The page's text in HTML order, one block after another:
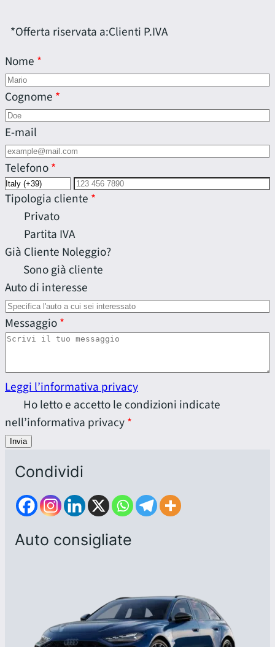
*Offerta riservata a:Clienti P.IVA
Nome
Cognome
E-mail
Telefono
Tipologia cliente
Privato
Partita IVA
Già Cliente Noleggio?
Sono già cliente
Auto di interesse
Messaggio
Leggi l’informativa privacy
Ho letto e accetto le condizioni indicate
nell’informativa privacy
Invia
Condividi
Auto consigliate